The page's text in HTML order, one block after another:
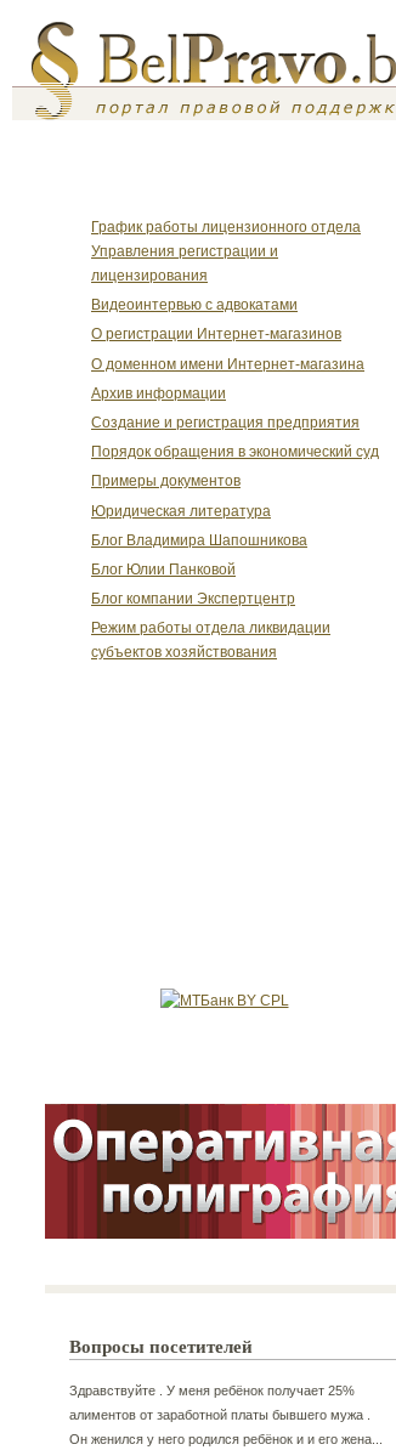
График работы лицензионного отдела
Управления регистрации и
лицензирования
Видеоинтервью с адвокатами
О регистрации Интернет-магазинов
О доменном имени Интернет-магазина
Архив информации
Создание и регистрация предприятия
Порядок обращения в экономический суд
Примеры документов
Юридическая литература
Блог Владимира Шапошникова
Блог Юлии Панковой
Блог компании Экспертцентр
Режим работы отдела ликвидации
субъектов хозяйствования
Вопросы посетителей
Здравствуйте . У меня ребёнок получает 25%
алиментов от заработной платы бывшего мужа .
Он женился у него родился ребёнок и и его жена...